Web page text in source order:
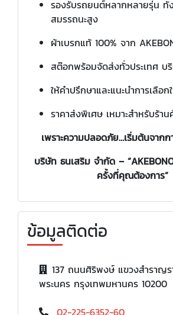
รองรับรถยนต์หลากหลายรุ่น ทั้ง
สมรรถนะสูง
ผ้าเบรกแท้ 100% จาก
สต๊อกพร้อมจัดส่งทั่วประเทศ บริ
ให้คำปรึกษาและแนะนำการเลือ
ราคาส่งพิเศษ เหมาะสำหรับร้า
เพราะความปลอดภัย…เริ่มต้นจาก
บริษัท ธนเสริม จำกัด –
ครั้งที่คุณต้องการ”
ข้อมูลติดต่อ
137 ถนนศิริพงษ์ แขวงสำราญ
พระนคร กรุงเทพมหานคร 10200
02-225-6352-60